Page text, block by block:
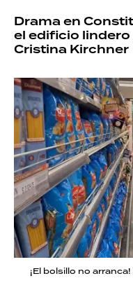
Drama en
el edificio
Cristina Kirchner
¡El bolsillo no arranca!